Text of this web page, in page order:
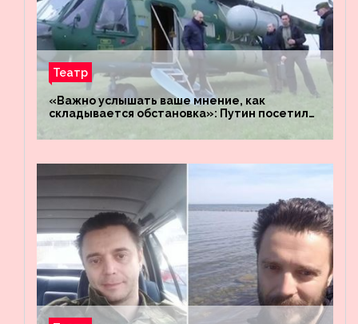
Театр
«Важно услышать ваше мнение, как
складывается обстановка»: Путин посетил
«Восток»